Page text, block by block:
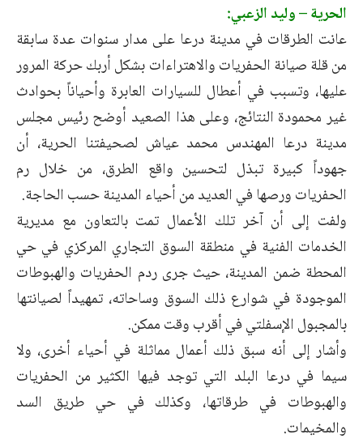
الحرية – وليد الزعبي:
عانت الطرقات في مدينة درعا على مدار سنوات عدة سابقة
من قلة صيانة الحفريات والاهتراءات بشكل أربك حركة المرور
عليها، وتسبب في أعطال للسيارات العابرة وأحياناً بحوادث
غير محمودة النتائج، وعلى هذا الصعيد أوضح رئيس مجلس
مدينة درعا المهندس محمد عياش لصحيفتنا الحرية، أن
جهوداً كبيرة تبذل لتحسين واقع الطرق، من خلال رم
الحفريات ورصها في العديد من أحياء المدينة حسب الحاجة.
ولفت إلى أن آخر تلك الأعمال تمت بالتعاون مع مديرية
الخدمات الفنية في منطقة السوق التجاري المركزي في حي
المحطة ضمن المدينة، حيث جرى ردم الحفريات والهبوطات
الموجودة في شوارع ذلك السوق وساحاته، تمهيداً لصيانتها
بالمجبول الإسفلتي في أقرب وقت ممكن.
وأشار إلى أنه سبق ذلك أعمال مماثلة في أحياء أخرى، ولا
سيما في درعا البلد التي توجد فيها الكثير من الحفريات
والهبوطات في طرقاتها، وكذلك في حي طريق السد
والمخيمات.